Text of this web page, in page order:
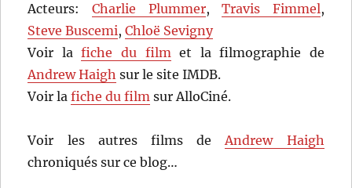
Acteurs: Charlie Plummer,Travis Fimmel,
Steve Buscemi,Chloë Sevigny
Voir lafiche du filmet la filmographie de
Andrew Haigh sur le site IMDB.
Voir lafiche du film sur AlloCiné.
Voir les autres films deAndrew Haigh
chroniqués sur ce blog…